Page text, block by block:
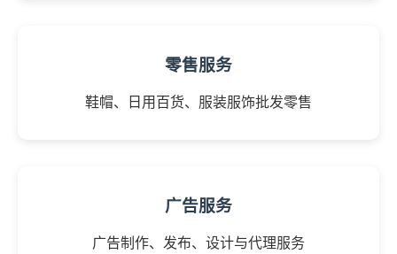
零售服务
鞋帽、日用百货、服装服饰批发零售
广告服务
广告制作、发布、设计与代理服务